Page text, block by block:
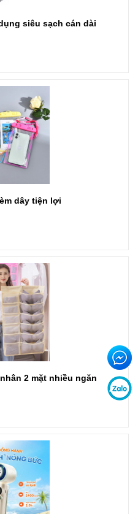
siêu sạch cán dài
dây tiện lợi
2 mặt nhiều ngăn